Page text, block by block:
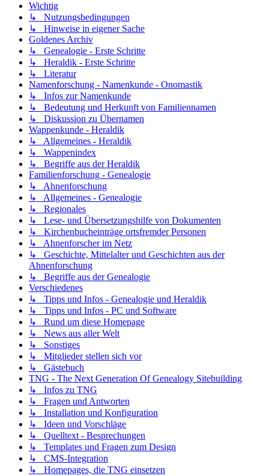
Wichtig
↳ Nutzungsbedingungen
↳ Hinweise in eigener Sache
Goldenes Archiv
↳ Genealogie - Erste Schritte
↳ Heraldik - Erste Schritte
↳ Literatur
Namenforschung - Namenkunde - Onomastik
↳ Infos zur Namenkunde
↳ Bedeutung und Herkunft von Familiennamen
↳ Diskussion zu Übernamen
Wappenkunde - Heraldik
↳ Allgemeines - Heraldik
↳ Wappenindex
↳ Begriffe aus der Heraldik
Familienforschung - Genealogie
↳ Ahnenforschung
↳ Allgemeines - Genealogie
↳ Regionales
↳ Lese- und Übersetzungshilfe von Dokumenten
↳ Kirchenbucheinträge ortsfremder Personen
↳ Ahnenforscher im Netz
↳ Geschichte, Mittelalter und Geschichten aus der
Ahnenforschung
↳ Begriffe aus der Genealogie
Verschiedenes
↳ Tipps und Infos - Genealogie und Heraldik
↳ Tipps und Infos - PC und Software
↳ Rund um diese Homepage
↳ News aus aller Welt
↳ Sonstiges
↳ Mitglieder stellen sich vor
↳ Gästebuch
TNG - The Next Generation Of Genealogy Sitebuilding
↳ Infos zu TNG
↳ Fragen und Antworten
↳ Installation und Konfiguration
↳ Ideen und Vorschläge
↳ Quelltext - Besprechungen
↳ Templates und Fragen zum Design
↳ CMS-Integration
↳ Homepages, die TNG einsetzen